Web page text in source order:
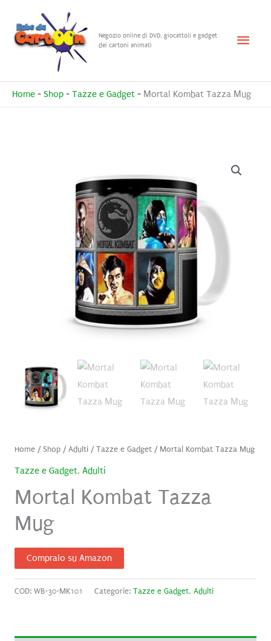
contenuto
Negozio online di DVD, giocattoli e gadget
dei cartoni animati
Menu
Home - Shop - Tazze e Gadget - Mortal Kombat Tazza Mug
Home/ Shop/Adulti/Tazze e Gadget/ Mortal Kombat Tazza Mug
Tazze e Gadget, Adulti
Mortal Kombat Tazza
Mug
Compralo su Amazon
COD: WB-30-MK101 Categorie: Tazze e Gadget, Adulti